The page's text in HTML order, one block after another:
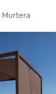
Murtera